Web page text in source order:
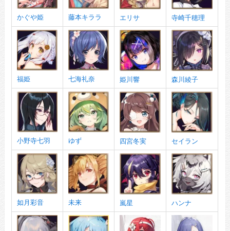
かぐや姫 藤本キララ エリサ 寺崎千穂理
福姫 七海礼奈 姫川響 森川綾子
小野寺七羽 ゆず 四宮冬実 セイラン
如月彩音 未来 嵐星 ハンナ